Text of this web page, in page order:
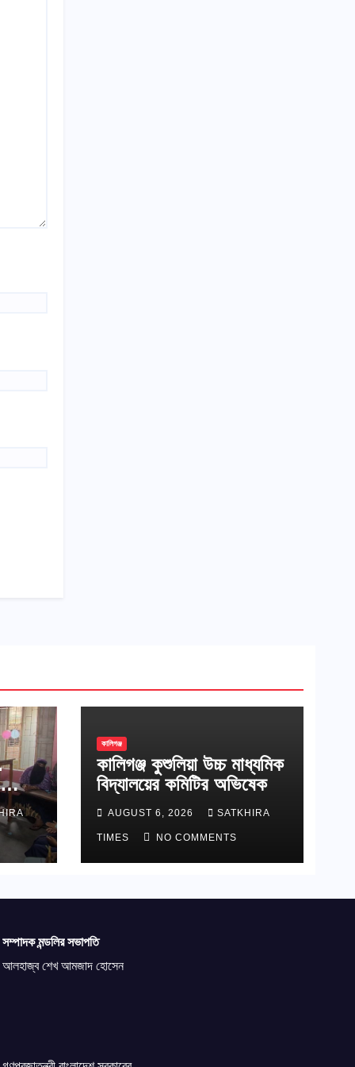
কালিগঞ্জ
কালিগঞ্জ কুশুলিয়া উচ্চ মাধ্যমিক
বিদ্যালয়ের কমিটির অভিষেক
AUGUST 6, 2026 SATKHIRA
TIMES NO COMMENTS
সম্পাদক মন্ডলির সভাপতি
আলহাজ্ব শেখ আমজাদ হোসেন